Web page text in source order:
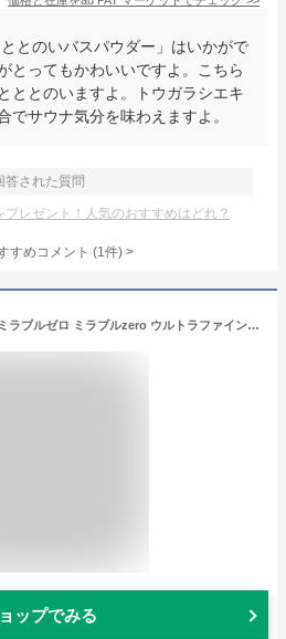
とのいバスパウダー」はいかがで
とってもかわいいですよ。こちら
ととのいますよ。トウガラシエキ
でサウナ気分を味わえますよ。
答された質問
レゼント！人気のおすすめはどれ？
すめコメント (1件) >
【正規品】サイエンス ミラブルゼロ ミラブルzero ウルトラファインバブル シャワーヘッド 塩素除去機能 トルネードスティック ミスト 止水ボタン シリアルナンバー入り ミラブル ミラブルプラス ラッピング可 最新モデル シャワーじゃないシャワー
ップでみる